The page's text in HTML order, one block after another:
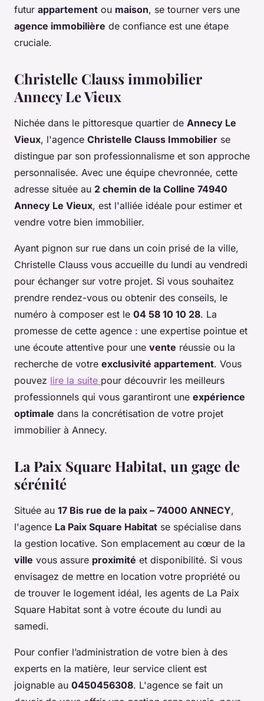
futur appartement ou maison, se tourner vers une
agence immobilière de confiance est une étape
cruciale.
Christelle Clauss immobilier
Annecy Le Vieux
Nichée dans le pittoresque quartier de Annecy Le
Vieux, l'agence Christelle Clauss Immobilier se
distingue par son professionnalisme et son approche
personnalisée. Avec une équipe chevronnée, cette
adresse située au 2 chemin de la Colline 74940
Annecy Le Vieux, est l'alliée idéale pour estimer et
vendre votre bien immobilier.
Ayant pignon sur rue dans un coin prisé de la ville,
Christelle Clauss vous accueille du lundi au vendredi
pour échanger sur votre projet. Si vous souhaitez
prendre rendez-vous ou obtenir des conseils, le
numéro à composer est le 04 58 10 10 28. La
promesse de cette agence : une expertise pointue et
une écoute attentive pour une vente réussie ou la
recherche de votre exclusivité appartement. Vous
pouvez lire la suite pour découvrir les meilleurs
professionnels qui vous garantiront une expérience
optimale dans la concrétisation de votre projet
immobilier à Annecy.
La Paix Square Habitat, un gage de
sérénité
Située au 17 Bis rue de la paix – 74000 ANNECY,
l'agence La Paix Square Habitat se spécialise dans
la gestion locative. Son emplacement au cœur de la
ville vous assure proximité et disponibilité. Si vous
envisagez de mettre en location votre propriété ou
de trouver le logement idéal, les agents de La Paix
Square Habitat sont à votre écoute du lundi au
samedi.
Pour confier l’administration de votre bien à des
experts en la matière, leur service client est
joignable au 0450456308. L'agence se fait un